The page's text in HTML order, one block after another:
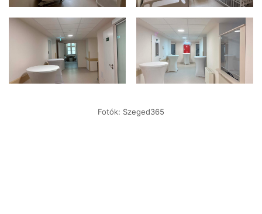
Fotók: Szeged365